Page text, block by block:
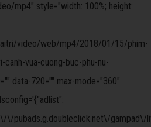
mp4" style="width: 100%; height:
video/web/mp4/2018/01/15/phim-
vua-cuong-buc-phu-nu-
data-720="" max-mode="360"
\/pubads.g.doubleclick.net\/gampad\/